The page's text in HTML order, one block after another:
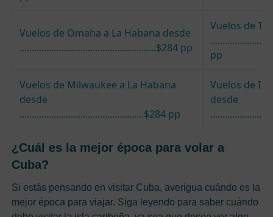
Vuelos de Omaha a La Habana desde
........................................................$284 pp
Vuelos de
pp
Vuelos de Milwaukee a La Habana
desde
...................................................$284 pp
Vuelos de
desde
¿Cuál es la mejor época para volar a
Cuba?
Si estás pensando en visitar Cuba, averigua cuándo es la
mejor época para viajar. Siga leyendo para saber cuándo